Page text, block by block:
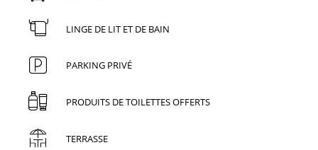
LINGE DE LIT ET DE BAIN
PARKING PRIVÉ
PRODUITS DE TOILETTES OFFERTS
TERRASSE